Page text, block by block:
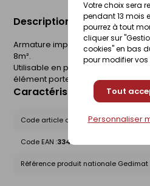
Votre choix sera
pendant 13 mois
pourrez à tout
cliquer sur
cookies" en bas
pour modifier vos
Tout
Personnaliser
Description du produit
Armature imputrescible en tissu
8m².
Utilisable en pare-vapeur ou en
élément porteur bois et panneaux
Caractéristiques du
Code article chez le fournisseur :
Code EAN :3347530013757
Référence produit nationale Gedimat